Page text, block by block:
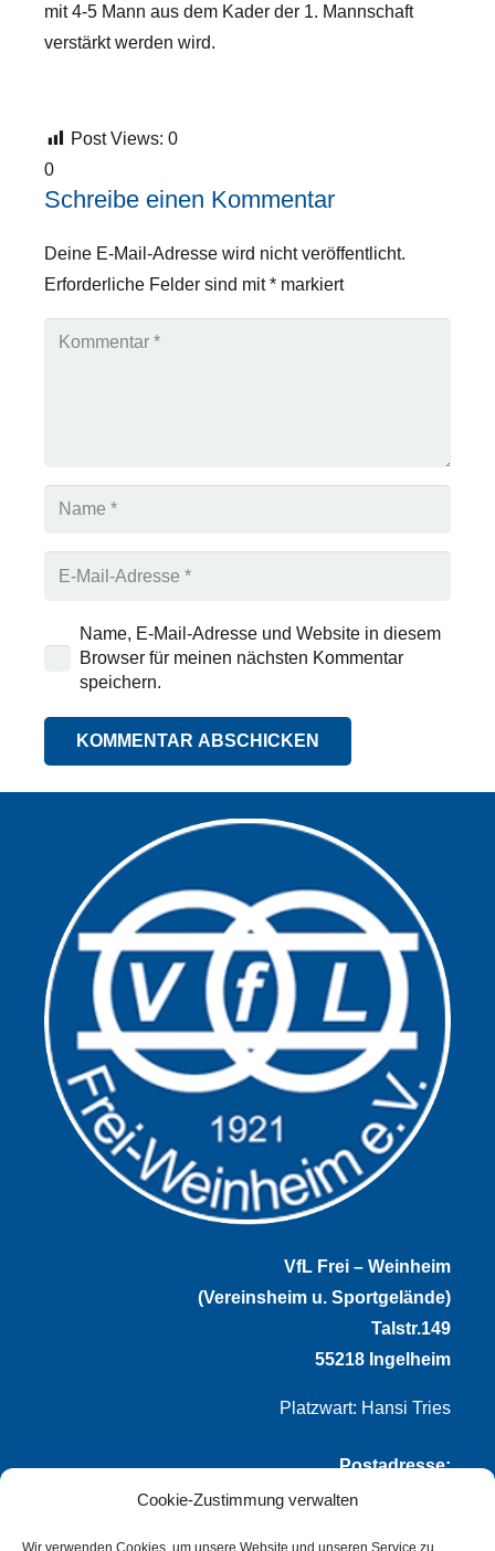
Cookie-Zustimmung verwalten
Wir verwenden Cookies, um unsere Website und unseren Service zu
mit 4-5 Mann aus dem Kader der 1. Mannschaft
verstärkt werden wird.
Post Views: 0
0
Schreibe einen Kommentar
Deine E-Mail-Adresse wird nicht veröffentlicht.
Erforderliche Felder sind mit* markiert
Name, E-Mail-Adresse und Website in diesem
Browser für meinen nächsten Kommentar
speichern.
KOMMENTAR ABSCHICKEN
VfL Frei – Weinheim
(Vereinsheim u. Sportgelände)
Talstr.149
55218 Ingelheim
Platzwart: Hansi Tries
Postadresse:
VfL Frei-Weinheim 1921 e.V.
Thomas Winternheimer